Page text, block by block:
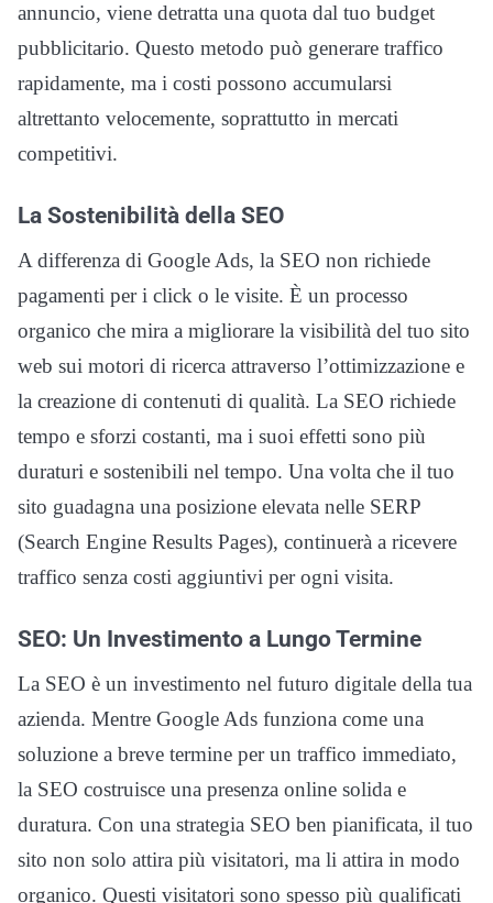
annuncio, viene detratta una quota dal tuo budget
pubblicitario. Questo metodo può generare traffico
rapidamente, ma i costi possono accumularsi
altrettanto velocemente, soprattutto in mercati
competitivi.
La Sostenibilità della SEO
A differenza di Google Ads, la SEO non richiede
pagamenti per i click o le visite. È un processo
organico che mira a migliorare la visibilità del tuo sito
web sui motori di ricerca attraverso l’ottimizzazione e
la creazione di contenuti di qualità. La SEO richiede
tempo e sforzi costanti, ma i suoi effetti sono più
duraturi e sostenibili nel tempo. Una volta che il tuo
sito guadagna una posizione elevata nelle SERP
(Search Engine Results Pages), continuerà a ricevere
traffico senza costi aggiuntivi per ogni visita.
SEO: Un Investimento a Lungo Termine
La SEO è un investimento nel futuro digitale della tua
azienda. Mentre Google Ads funziona come una
soluzione a breve termine per un traffico immediato,
la SEO costruisce una presenza online solida e
duratura. Con una strategia SEO ben pianificata, il tuo
sito non solo attira più visitatori, ma li attira in modo
organico. Questi visitatori sono spesso più qualificati